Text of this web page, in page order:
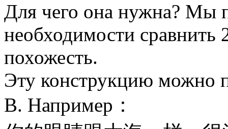
Для чего она нужна? Мы
необходимости сравнить
похожесть.
Эту конструкцию можно
В. Например：